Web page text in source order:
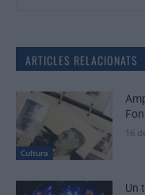
ARTICLES RELACIONATS
Cultura
16
Un